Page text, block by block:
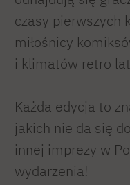
czasy pierwszych
miłośnicy
i klimatów retro
Każda edycja to
jakich nie da się
innej imprezy w
wydarzenia!